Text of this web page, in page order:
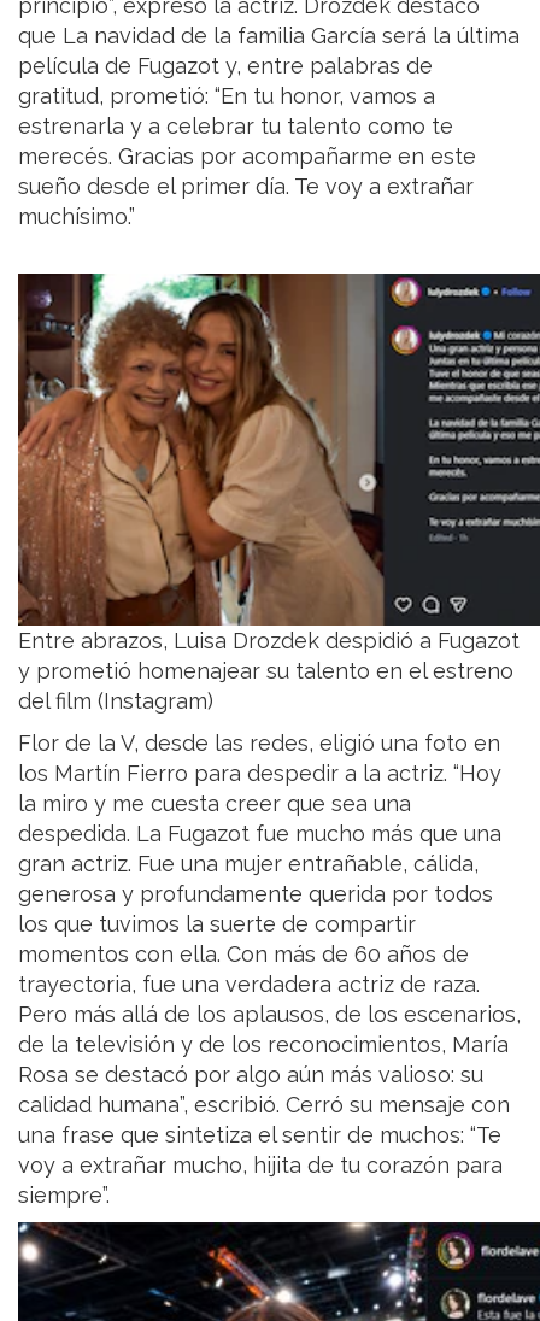
principio”, expresó la actriz. Drozdek destacó
que La navidad de la familia García será la última
película de Fugazot y, entre palabras de
gratitud, prometió: “En tu honor, vamos a
estrenarla y a celebrar tu talento como te
merecés. Gracias por acompañarme en este
sueño desde el primer día. Te voy a extrañar
muchísimo.”
Entre abrazos, Luisa Drozdek despidió a Fugazot
y prometió homenajear su talento en el estreno
del film (Instagram)
Flor de la V, desde las redes, eligió una foto en
los Martín Fierro para despedir a la actriz. “Hoy
la miro y me cuesta creer que sea una
despedida. La Fugazot fue mucho más que una
gran actriz. Fue una mujer entrañable, cálida,
generosa y profundamente querida por todos
los que tuvimos la suerte de compartir
momentos con ella. Con más de 60 años de
trayectoria, fue una verdadera actriz de raza.
Pero más allá de los aplausos, de los escenarios,
de la televisión y de los reconocimientos, María
Rosa se destacó por algo aún más valioso: su
calidad humana”, escribió. Cerró su mensaje con
una frase que sintetiza el sentir de muchos: “Te
voy a extrañar mucho, hijita de tu corazón para
siempre”.